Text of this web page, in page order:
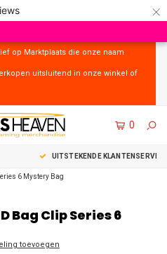
×
op Marktplaats die onze naam
uitsluitend in onze winkel of
0
KLANTENSERVICE
6 Mystery Bag
Bag Clip Series 6
toevoegen